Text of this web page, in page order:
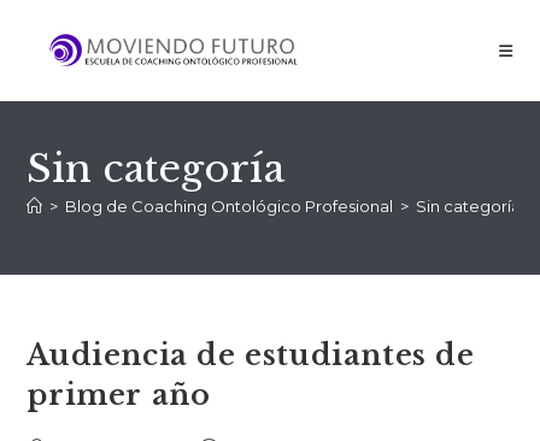
Sin categoría
> Blog de Coaching Ontológico Profesional > Sin categoría
Audiencia de estudiantes de
primer año